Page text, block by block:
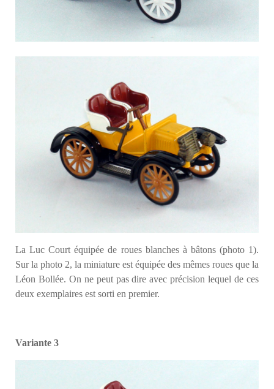
La Luc Court équipée de roues blanches à bâtons (photo 1).
Sur la photo 2, la miniature est équipée des mêmes roues que la
Léon Bollée. On ne peut pas dire avec précision lequel de ces
deux exemplaires est sorti en premier.
Variante 3